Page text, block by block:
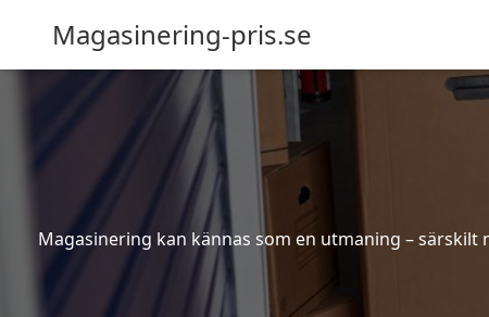
Magasinering-pris.se
Magasinering kan kännas som en utmaning –